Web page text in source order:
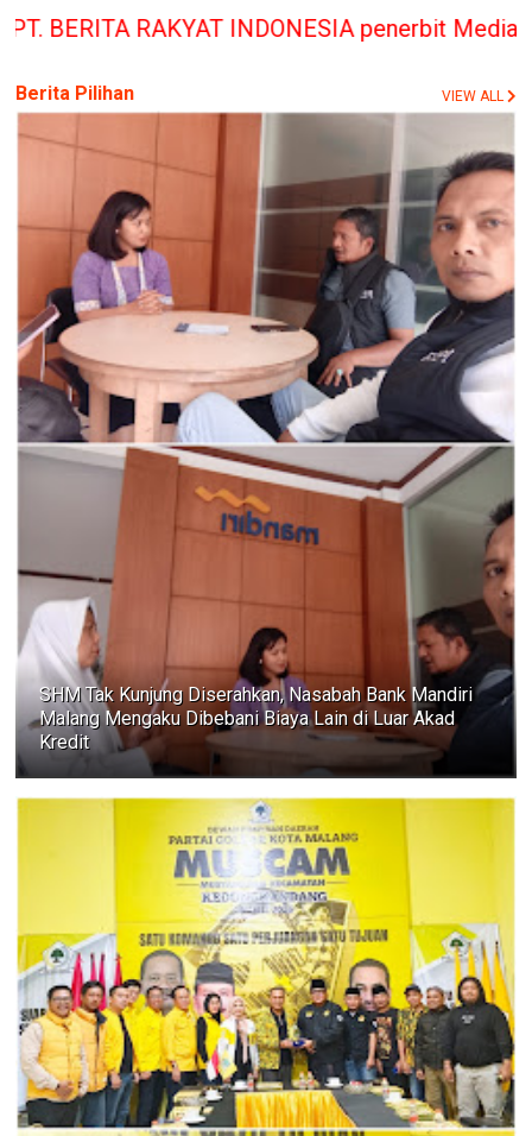
INDONESIA penerbit Media Berita Rakyat
Berita Pilihan VIEW ALL
SHM Tak Kunjung Diserahkan, Nasabah Bank Mandiri
Malang Mengaku Dibebani Biaya Lain di Luar Akad
Kredit